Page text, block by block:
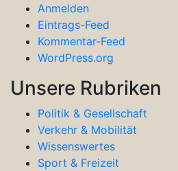
Anmelden
Eintrags-Feed
Kommentar-Feed
WordPress.org
Unsere Rubriken
Politik & Gesellschaft
Verkehr & Mobilität
Wissenswertes
Sport & Freizeit